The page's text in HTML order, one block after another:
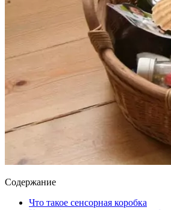
Содержание
Что такое сенсорная коробка